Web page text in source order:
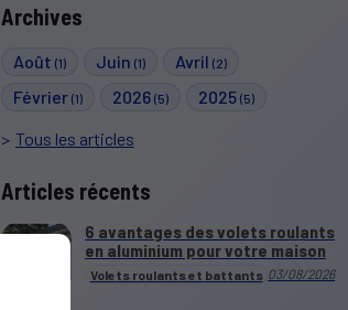
Archives
Août (1) Juin(1) Avril(2)
Février (1) 2026(5) 2025(5)
Tous les articles
Articles récents
Volets roulants et battants 03/08/2026
6 avantages des volets roulants
en aluminium pour votre maison